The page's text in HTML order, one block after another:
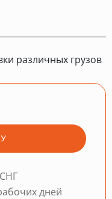
различных грузов
дней